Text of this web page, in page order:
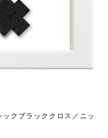
クブラッククロス／ニッ